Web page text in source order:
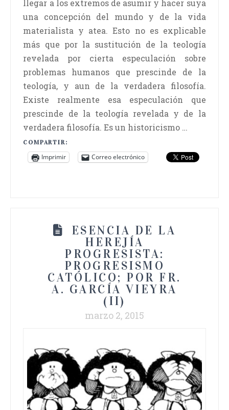
llegar a los extremos de asumir y hacer suya
una concepción del mundo y de la vida
materialista y atea. Esto no es explicable
más que por la sustitución de la teología
revelada por cierta especulación sobre
problemas humanos que prescinde de la
teología, y aun de la verdadera filosofía.
Existe realmente esa especulación que
prescinde de la teología revelada y de la
verdadera filosofía. Es un historicismo …
COMPARTIR:
Imprimir Correo electrónico
ESENCIA DE LA
HEREJÍA
PROGRESISTA:
PROGRESISMO
CATÓLICO; POR FR.
A. GARCÍA VIEYRA
(II)
marzo 2, 2015